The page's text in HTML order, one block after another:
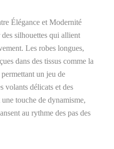
Élégance et Modernité
silhouettes qui allient
Les robes longues,
dans des tissus comme la
un jeu de
volants délicats et des
touche de dynamisme,
au rythme des pas des